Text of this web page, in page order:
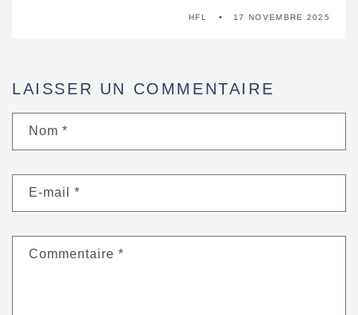
HFL 17 NOVEMBRE 2025
LAISSER UN COMMENTAIRE
Nom *
E-mail *
Commentaire *